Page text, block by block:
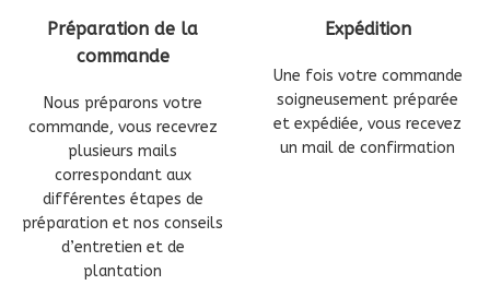
Préparation de la
commande
Nous préparons votre
commande, vous recevrez
plusieurs mails
correspondant aux
différentes étapes de
préparation et nos conseils
d’entretien et de
plantation
Expédition
Une fois votre commande
soigneusement préparée
et expédiée, vous recevez
un mail de confirmation